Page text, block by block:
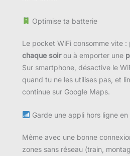
Optimise ta batterie
Le pocket WiFi consomme vite :
chaque soirou à emporter une
Sur smartphone, désactive le
quand tu ne les utilises pas, et
continue sur Google Maps.
Garde une appli hors ligne en
Même avec une bonne
zones sans réseau (train,